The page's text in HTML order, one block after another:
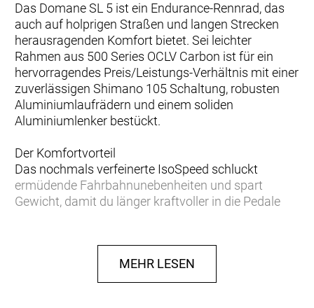
Das Domane SL 5 ist ein Endurance-Rennrad, das
auch auf holprigen Straßen und langen Strecken
herausragenden Komfort bietet. Sei leichter
Rahmen aus 500 Series OCLV Carbon ist für ein
hervorragendes Preis/Leistungs-Verhältnis mit einer
zuverlässigen Shimano 105 Schaltung, robusten
Aluminiumlaufrädern und einem soliden
Aluminiumlenker bestückt.
Der Komfortvorteil
Das nochmals verfeinerte IsoSpeed schluckt
ermüdende Fahrbahnunebenheiten und spart
Gewicht, damit du länger kraftvoller in die Pedale
Podium-erprobter Speed
Das neue Domane Carbon ist aufgrund der
aerodynamischen Verbesserungen und seiner
MEHR LESEN